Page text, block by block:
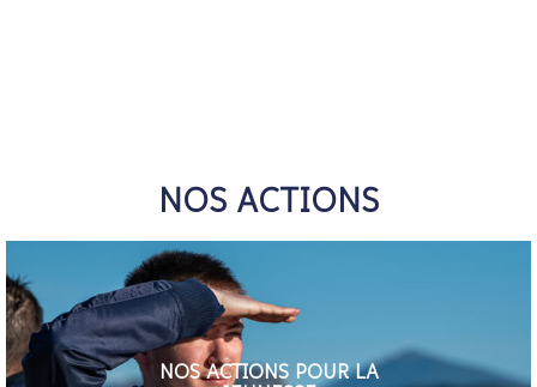
NOS ACTIONS
NOS ACTIONS POUR LA